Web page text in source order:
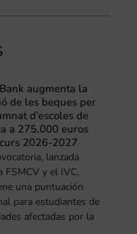
augmenta la
de les beques per
d’escoles de
a 275.000 euros
2026-2027
lanzada
FSMCV y el IVC,
una puntuación
para estudiantes de
afectadas por la